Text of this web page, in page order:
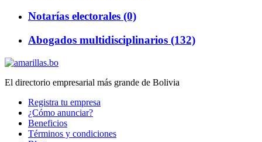
Notarías electorales (0)
Abogados multidisciplinarios (132)
El directorio empresarial más grande de Bolivia
Registra tu empresa
¿Cómo anunciar?
Beneficios
Términos y condiciones